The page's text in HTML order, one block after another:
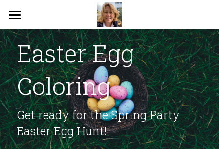
Top
About
News
Classes
Message
Easter Egg
Coloring
Get ready for the Spring Party
Easter Egg Hunt!